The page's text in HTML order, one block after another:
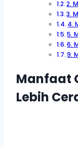
2.
3.
4.
5.
6.
9.
Manfaat
Lebih